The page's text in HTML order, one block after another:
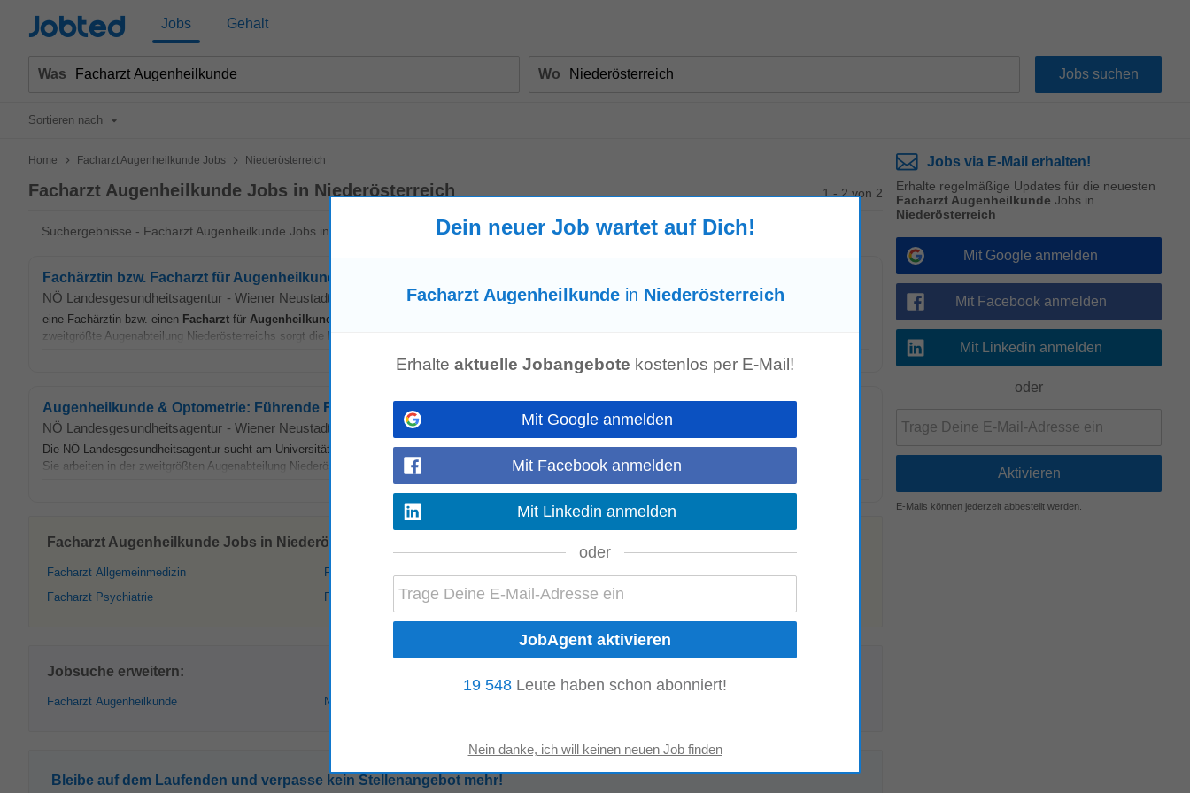
Jobted Jobs Gehalt
Was Wo
Sortieren nach
Home > Facharzt Augenheilkunde Jobs > Niederösterreich
Facharzt Augenheilkunde Jobs in Niederösterreich 1 - 2 von 2
Suchergebnisse - Facharzt Augenheilkunde Jobs in Niederösterreich
Fachärztin bzw. Facharzt für Augenheilkunde und Optometrie
NÖ Landesgesundheitsagentur - Wiener Neustadt - 4 Tage alt
eine Fachärztin bzw. einen Facharzt für Augenheilkunde
zweitgrößte Augenabteilung Niederösterreichs sorgt die Notfallversorgung sowie die konservativen und operativen...
Augenheilkunde & Optometrie: Führende Facharztposition
NÖ Landesgesundheitsagentur - Wiener Neustadt - 4 Tage alt
Die NÖ Landesgesundheitsagentur sucht am Universitätsklinikum Wiener Neustadt eine Fachärztin bzw. einenFacharztfürAugenheilkundeund Optometrie.
Sie arbeiten in der zweitgrößten Augenabteilung Niederösterreichs und betreuen Notfallversorgung...
Mehr anzeigen
Facharzt Augenheilkunde Jobs in Niederösterreich – Ähnliche Stellenangebote:
Facharzt Allgemeinmedizin
Facharzt Psychiatrie
Facharzt Innere Medizin
Facharzt Orthopädie
Facharzt Nephrologie
Facharzt Gynäkologie
Jobsuche erweitern:
Facharzt Augenheilkunde Niederösterreich
Bleibe auf dem Laufenden und verpasse kein Stellenangebot mehr!
Jobs via E-Mail erhalten!
Erhalte regelmäßige Updates für die neuesten
Facharzt Augenheilkunde Jobs in
Niederösterreich
Mit Google anmelden
Mit Facebook anmelden
Mit Linkedin anmelden
oder
E-Mails können jederzeit abbestellt werden.
Dein neuer Job wartet auf Dich!
Facharzt Augenheilkundein Niederösterreich
Erhalte aktuelle Jobangebote kostenlos per E-Mail!
Mit Google anmelden
Mit Facebook anmelden
Mit Linkedin anmelden
oder
19 548 Leute haben schon abonniert!